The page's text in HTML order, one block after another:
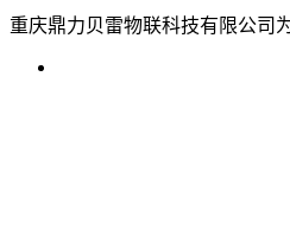
重庆鼎力贝雷物联科技有限公司